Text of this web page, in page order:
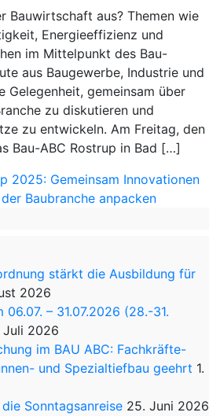
Bauwirtschaft aus? Themen wie
Energieeffizienz und
im Mittelpunkt des Bau-
aus Baugewerbe, Industrie und
Gelegenheit, gemeinsam über
zu diskutieren und
zu entwickeln. Am Freitag, den
Bau-ABC Rostrup in Bad […]
2025: Gemeinsam Innovationen
Baubranche anpacken
stärkt die Ausbildung für
2026
– 31.07.2026 (28.-31.
Juli 2026
im BAU ABC: Fachkräfte-
und Spezialtiefbau geehrt 1.
Sonntagsanreise 25. Juni 2026